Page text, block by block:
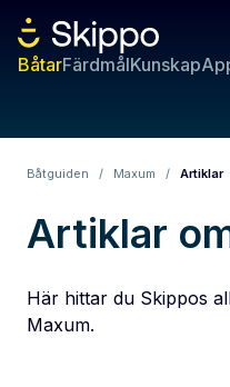
BåtarFärdmålKunskap
Båtguiden / Maxum / Artiklar
Artiklar
Här hittar du Skippos
Maxum.